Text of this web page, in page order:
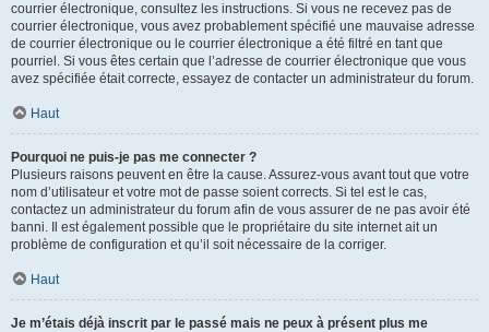
courrier électronique, consultez les instructions. Si vous ne recevez pas de
courrier électronique, vous avez probablement spécifié une mauvaise adresse
de courrier électronique ou le courrier électronique a été filtré en tant que
pourriel. Si vous êtes certain que l’adresse de courrier électronique que vous
avez spécifiée était correcte, essayez de contacter un administrateur du forum.
Haut
Pourquoi ne puis-je pas me connecter ?
Plusieurs raisons peuvent en être la cause. Assurez-vous avant tout que votre
nom d’utilisateur et votre mot de passe soient corrects. Si tel est le cas,
contactez un administrateur du forum afin de vous assurer de ne pas avoir été
banni. Il est également possible que le propriétaire du site internet ait un
problème de configuration et qu’il soit nécessaire de la corriger.
Haut
Je m’étais déjà inscrit par le passé mais ne peux à présent plus me